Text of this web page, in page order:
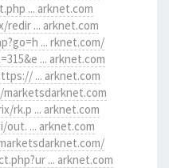
... arknet.com
... arknet.com
... rknet.com/
... arknet.com
... arknet.com
rk.p ... arknet.com
... arknet.com
... arknet.com